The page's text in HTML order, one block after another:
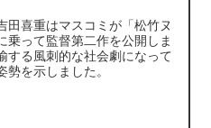
田喜重はマスコミが「松竹ヌ
乗って監督第二作を公開しま
する風刺的な社会劇になって
を示しました。